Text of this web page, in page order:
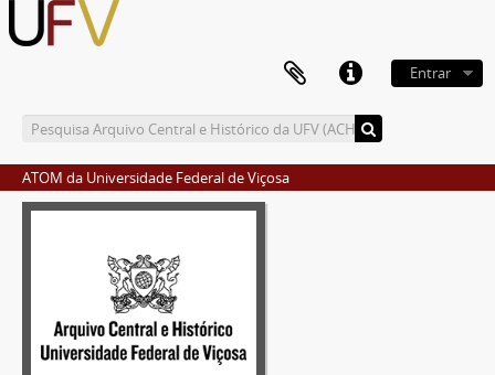
Entrar
ATOM da Universidade Federal de Viçosa